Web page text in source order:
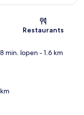
Restaurants
min. lopen- 1.6 km